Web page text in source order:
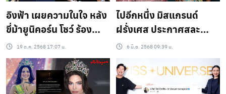
อิงฟ้า เผยความในใจ หลัง
ขี่ม้ายูนิคอร์น โชว์ ร้อง
เพลงสากล บนเวที
MissGrandInternational2025
ลั่น สบประมาทคำพูดคน
ด้วยความสำเร็จ
19 ต.ค. 2568 17:07 น.
ไปอีกหนึ่ง มิสแกรนด์
ฝรั่งเศส ประกาศสละ
ตำแหน่ง รองอันดับ 3 มิส
แกรนด์อินเตอร์เนชั่นแนล
เพราะสาเหตุนี้
6 มิ.ย. 2568 09:39 น.